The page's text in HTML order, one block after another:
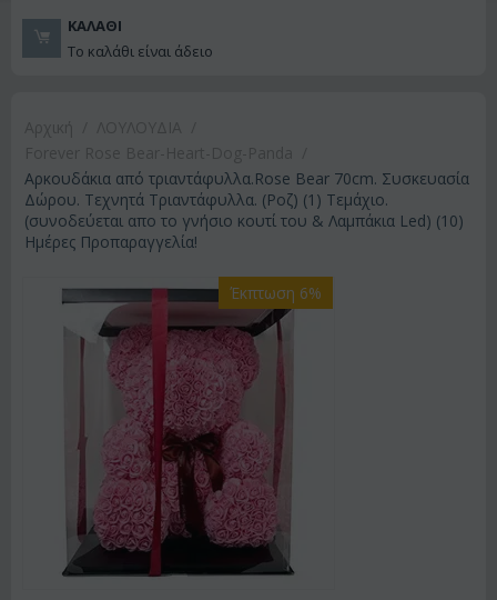
ΚΑΛΆΘΙ
Το καλάθι είναι άδειο
Αρκουδάκια από τριαντάφυλλα.Rose Bear 70cm. Συσκευασία
Δώρου. Τεχνητά Τριαντάφυλλα. (Ροζ) (1) Τεμάχιο.
(συνοδεύεται απο το γνήσιο κουτί του & Λαμπάκια Led) (10)
Ημέρες Προπαραγγελία!
Έκπτωση 6%